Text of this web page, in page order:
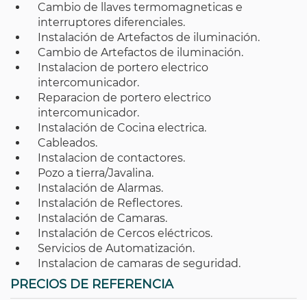
Cambio de llaves termomagneticas e
interruptores diferenciales.
Instalación de Artefactos de iluminación.
Cambio de Artefactos de iluminación.
Instalacion de portero electrico
intercomunicador.
Reparacion de portero electrico
intercomunicador.
Instalación de Cocina electrica.
Cableados.
Instalacion de contactores.
Pozo a tierra/Javalina.
Instalación de Alarmas.
Instalación de Reflectores.
Instalación de Camaras.
Instalación de Cercos eléctricos.
Servicios de Automatización.
Instalacion de camaras de seguridad.
PRECIOS DE REFERENCIA